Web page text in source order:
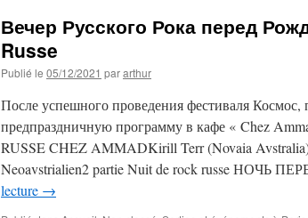
Вечер Русского Рока перед
Russe
Publié le 05/12/2021 pararthur
После успешного проведения фестиваля
предпраздничную программу в кафе « Chez
RUSSE CHEZ AMMADKirill Terr (Novaia
Neoavstrialien2 partie Nuit de rock russe НОЧЬ
lecture →